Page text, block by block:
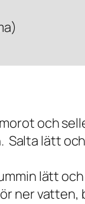
och
Salta lätt
lätt
ner